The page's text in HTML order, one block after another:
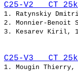
C25-V2   CT
1. Ratynskiy
2. Monnier-
3. Kesarev
C25-V3   CT
1. Mougin